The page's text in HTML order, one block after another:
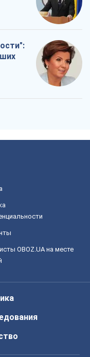
OBOZ.UA на месте